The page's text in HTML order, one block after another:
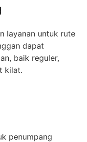
layanan untuk rute
dapat
baik reguler,
kilat.
penumpang